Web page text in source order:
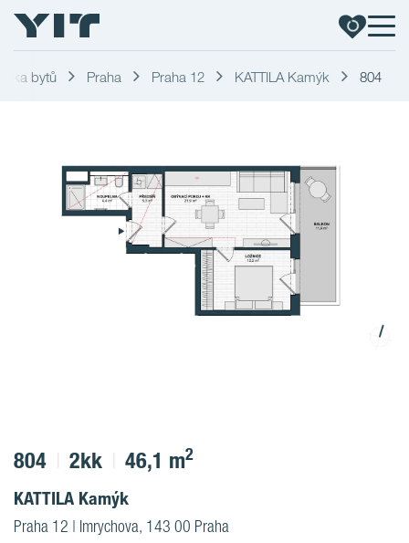
bytů Praha Praha 12 KATTILA Kamýk 804
804 2kk 46,1 m2
KATTILA Kamýk
Praha 12 | Imrychova, 143 00 Praha